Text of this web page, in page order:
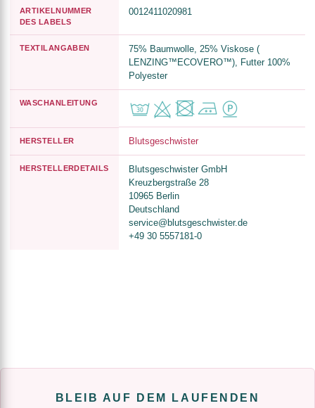
ARTIKELNUMMER
DES LABELS
0012411020981
TEXTILANGABEN
75% Baumwolle, 25% Viskose (
LENZING™ECOVERO™), Futter 100%
Polyester
WASCHANLEITUNG
HERSTELLER Blutsgeschwister
HERSTELLERDETAILS
Blutsgeschwister GmbH
Kreuzbergstraße 28
10965 Berlin
Deutschland
service@blutsgeschwister.de
+49 30 5557181-0
BLEIB AUF DEM LAUFENDEN